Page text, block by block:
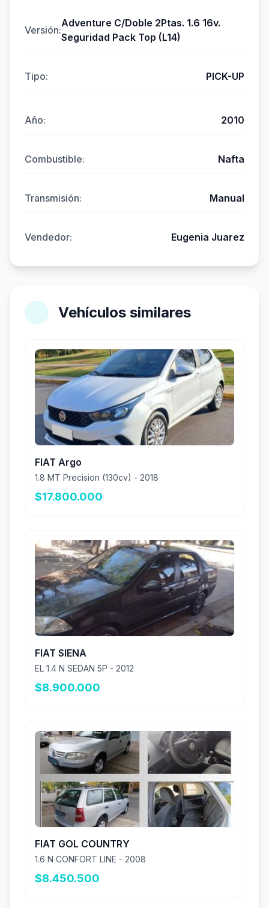
Versión:
Adventure C/Doble 2Ptas. 1.6 16v.
Seguridad Pack Top (L14)
Tipo: PICK-UP
Año: 2010
Combustible: Nafta
Transmisión: Manual
Vendedor: Eugenia Juarez
Vehículos similares
FIAT Argo
1.8 MT Precision (130cv) - 2018
$17.800.000
FIAT SIENA
EL 1.4 N SEDAN 5P - 2012
$8.900.000
FIAT GOL COUNTRY
1.6 N CONFORT LINE - 2008
$8.450.500